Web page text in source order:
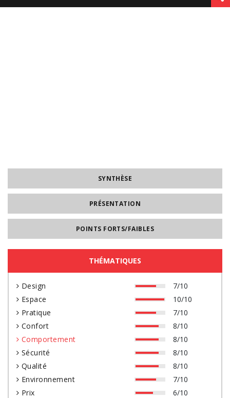
SYNTHÈSE
PRÉSENTATION
POINTS FORTS/FAIBLES
THÉMATIQUES
Design
7/10
Espace
10/10
Pratique
7/10
Confort
8/10
Comportement
8/10
Sécurité
8/10
Qualité
8/10
Environnement
7/10
Prix
6/10